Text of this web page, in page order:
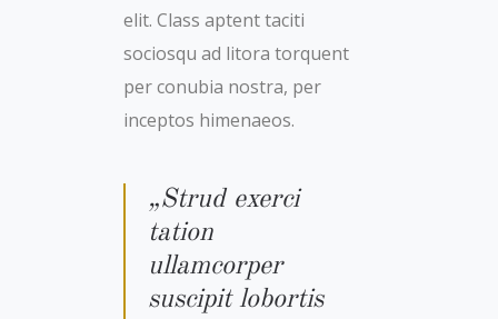
elit. Class aptent taciti
sociosqu ad litora torquent
per conubia nostra, per
inceptos himenaeos.
„Strud exerci
tation
ullamcorper
suscipit lobortis